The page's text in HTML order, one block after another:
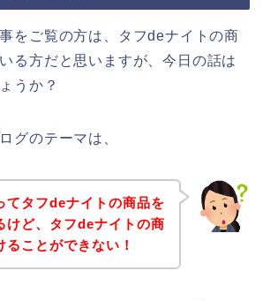
をご覧の方は、タフdeナイトの商
る方だと思いますが、今日の話は
うか？
グのテーマは、
てタフdeナイトの商品を
けど、タフdeナイトの商
ことができない！